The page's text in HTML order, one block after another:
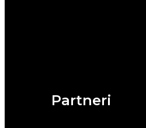
Partneri